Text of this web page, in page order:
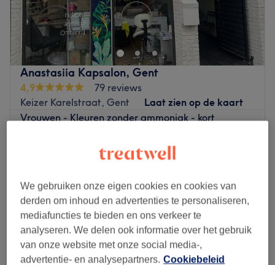
Anastasiia Kapsalon, Gent
4,9
79 reviews
Keizer Karelstraat, Gent
Laat zien op de kaart
Vrouwen - Kleuren zonder ammoniak - kort
long
2 uur
€130
Vrouwen - Kleuren zonder ammoniak-long
haar
1 u
€160
We gebruiken onze eigen cookies en cookies van
derden om inhoud en advertenties te personaliseren,
mediafuncties te bieden en ons verkeer te
analyseren. We delen ook informatie over het gebruik
van onze website met onze social media-,
advertentie- en analysepartners. Cookiebeleid